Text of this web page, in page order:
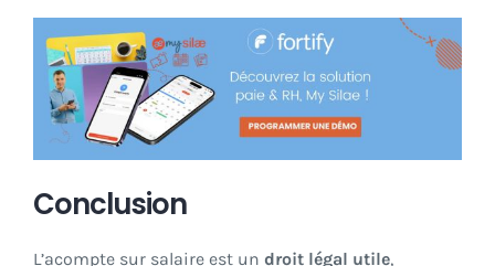
Conclusion
L’acompte sur salaire est un droit légal utile,